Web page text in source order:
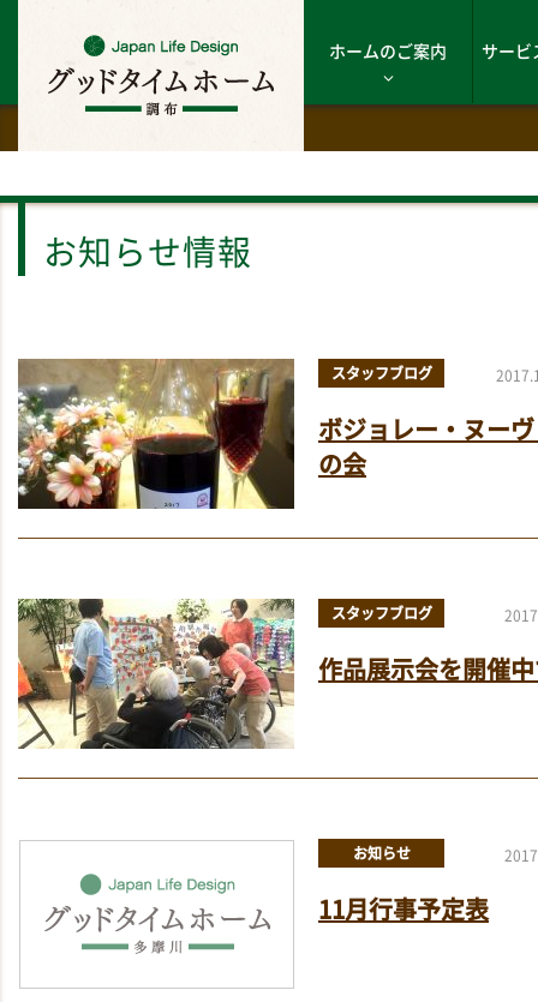
ホームのご案内 サービ
お知らせ情報
スタッフブログ
ボジョレー・ヌー
の会
スタッフブログ
作品展示会を開催
お知らせ
11月行事予定表